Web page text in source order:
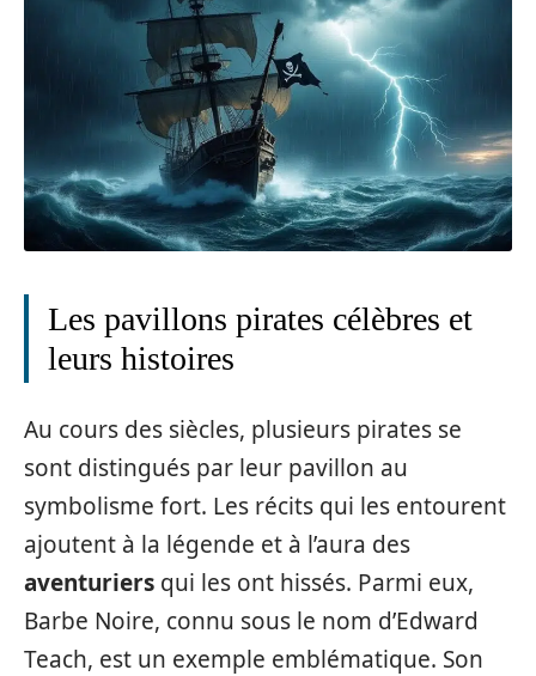
Les pavillons pirates célèbres et
leurs histoires
Au cours des siècles, plusieurs pirates se
sont distingués par leur pavillon au
symbolisme fort. Les récits qui les entourent
ajoutent à la légende et à l’aura des
aventuriers qui les ont hissés. Parmi eux,
Barbe Noire, connu sous le nom d’Edward
Teach, est un exemple emblématique. Son